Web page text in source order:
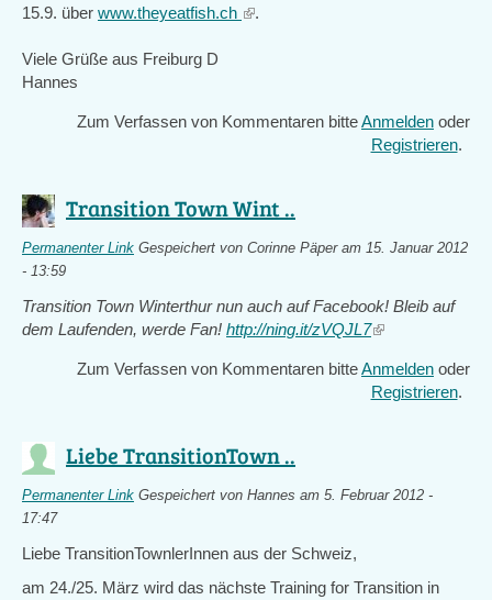
15.9. über www.theyeatfish.ch (link
.
Viele Grüße aus Freiburg D
Hannes
Zum Verfassen von Kommentaren bitteAnmelden oder
Registrieren.
Transition Town Wint ..
Permanenter Link Gespeichert von Corinne Päperam 15. Januar 2012
- 13:59
Transition Town Winterthur nun auch auf Facebook! Bleib auf
dem Laufenden, werde Fan! http://ning.it/zVQJL7(link
external)
Zum Verfassen von Kommentaren bitteAnmelden oder
Registrieren.
Liebe TransitionTown ..
Permanenter Link Gespeichert von Hannes am 5. Februar 2012 -
17:47
Liebe TransitionTownlerInnen aus der Schweiz,
am 24./25. März wird das nächste Training for Transition in